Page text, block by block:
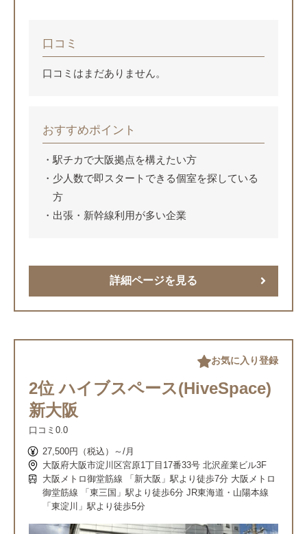
口コミ
口コミはまだありません。
おすすめポイント
駅チカで大阪拠点を構えたい方
少人数で即スタートできる個室を探している
方
出張・新幹線利用が多い企業
詳細ページを見る
2位 ハイブスペース(HiveSpace)
新大阪
口コミ 0.0
27,500円（税込）～/月
大阪府大阪市淀川区宮原1丁目17番33号 北沢産業ビル3F
大阪メトロ御堂筋線 「新大阪」駅より徒歩7分 大阪メトロ
御堂筋線 「東三国」駅より徒歩6分 JR東海道・山陽本線
「東淀川」駅より徒歩5分
お気に入り登録